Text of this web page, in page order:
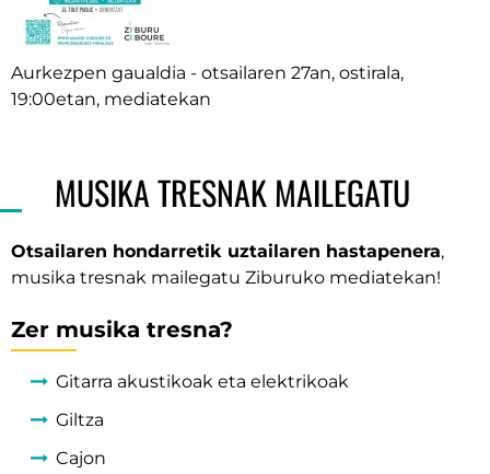
Aurkezpen gaualdia - otsailaren 27an, ostirala,
19:00etan, mediatekan
MUSIKA TRESNAK MAILEGATU
Otsailaren hondarretik uztailaren hastapenera,
musika tresnak mailegatu Ziburuko mediatekan!
Zer musika tresna?
Gitarra akustikoak eta elektrikoak
Giltza
Cajon